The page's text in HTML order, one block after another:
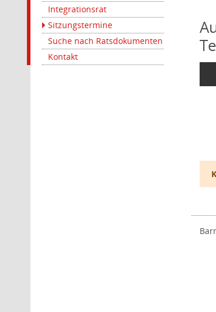
Integrationsrat
Sitzungstermine
Suche nach Ratsdokumenten
Kontakt